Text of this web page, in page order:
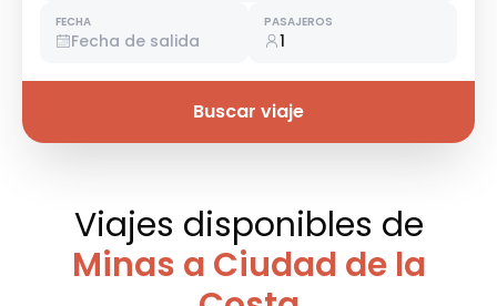
FECHA
Fecha de salida
PASAJEROS
1
Buscar viaje
Viajes disponibles de
Minas a Ciudad de la